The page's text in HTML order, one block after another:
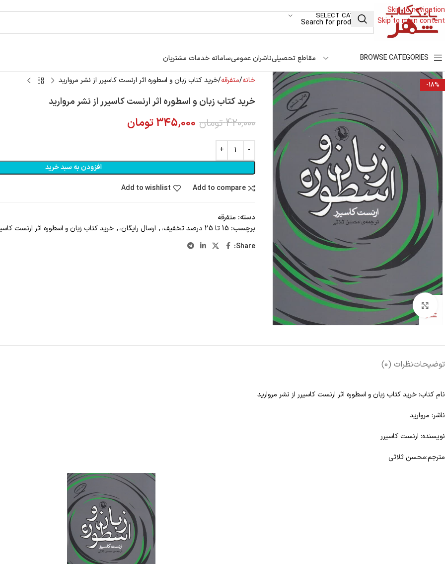
Skip to navigation
Skip to main content
SELECT CATEGORY
BROWSE CATEGORIES مقاطع تحصیلیناشران عمومیسامانه خدمات مشتریان
-18%
Click to enlarge
خانه متفرقه خرید کتاب زبان و اسطوره اثر ارنست کاسیرر از نشر مروارید
خرید کتاب زبان و اسطوره اثر ارنست کاسیرر از نشر مروارید
420,000 تومان 345,000تومان
افزودن به سبد خرید
Add to compare
Add to wishlist
دسته: متفرقه
برچسب: 15 تا 25 درصد تخفیف، , ارسال رایگان،, خرید کتاب زبان و اسطوره اثر ارنست
Share:
توضیحاتنظرات (0)
نام کتاب: خرید کتاب زبان و اسطوره اثر ارنست کاسیرر از نشر مروارید
ناشر: مروارید
نویسنده: ارنست کاسیرر
مترجم:محسن ثلاثی